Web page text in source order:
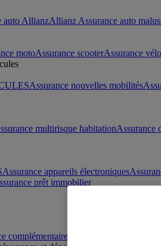
auto AllianzAllianz Assurance auto
motoAssurance scooterAssurance vélo
Assurance nouvelles mobilités
multirisque habitationAssurance
Assurance appareils électroniques
complémentaire santé